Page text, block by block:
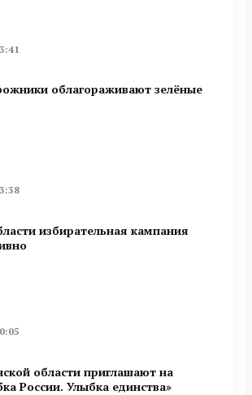
облагораживают зелёные
избирательная кампания
области приглашают на
России. Улыбка единства»